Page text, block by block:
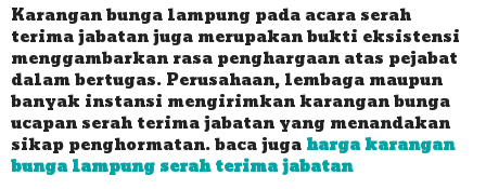
Karangan bunga lampung pada acara serah
terima jabatan juga merupakan bukti eksistensi
menggambarkan rasa penghargaan atas pejabat
dalam bertugas. Perusahaan, lembaga maupun
banyak instansi mengirimkan karangan bunga
ucapan serah terima jabatan yang menandakan
sikap penghormatan. baca juga harga karangan
bunga lampung serah terima jabatan